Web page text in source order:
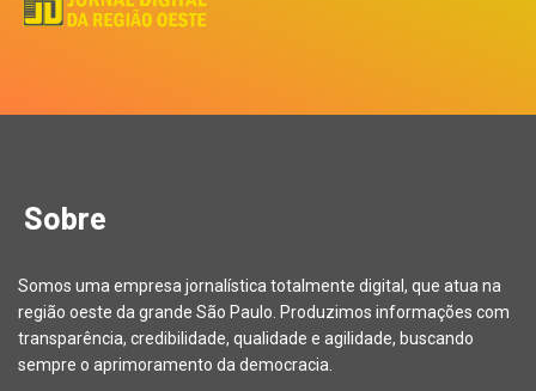
Sobre
Somos uma empresa jornalística totalmente digital, que atua na
região oeste da grande São Paulo. Produzimos informações com
transparência, credibilidade, qualidade e agilidade, buscando
sempre o aprimoramento da democracia.